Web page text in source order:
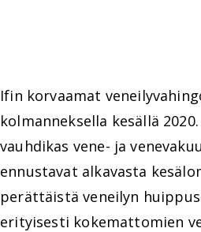
Ifin korvaamat
kolmanneksella kesällä
vauhdikas vene- ja
ennustavat alkavasta
perättäistä veneilyn
erityisesti kokemattomien